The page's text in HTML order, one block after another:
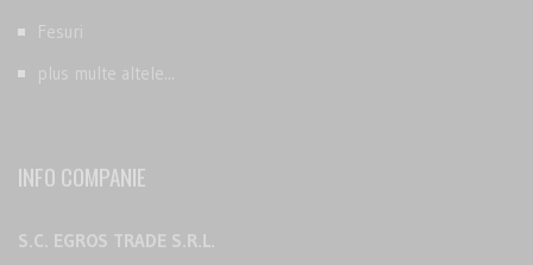
Fesuri
plus multe altele...
INFO COMPANIE
S.C. EGROS TRADE S.R.L.